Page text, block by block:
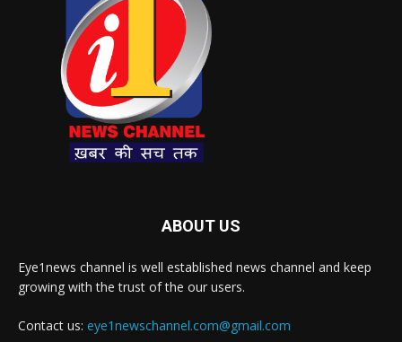
ABOUT US
Eye1news channel is well established news channel and keep
growing with the trust of the our users.
Contact us: eye1newschannel.com@gmail.com